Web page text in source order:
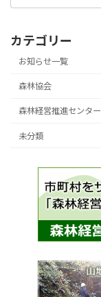
カテゴリー
お知らせ一覧
森林協会
森林経営推進センター
未分類